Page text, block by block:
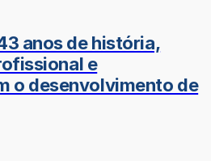
anos de história,
e
o desenvolvimento de